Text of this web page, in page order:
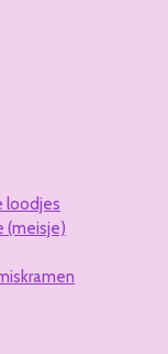
loodjes
(meisje)